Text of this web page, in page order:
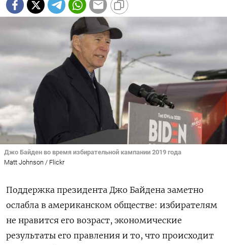
Джо Байден во время избирательной кампании 2019 года
Matt Johnson / Flickr
Поддержка президента Джо Байдена заметно
ослабла в американском обществе: избирателям
не нравится его возраст, экономические
результаты его правления и то, что происходит